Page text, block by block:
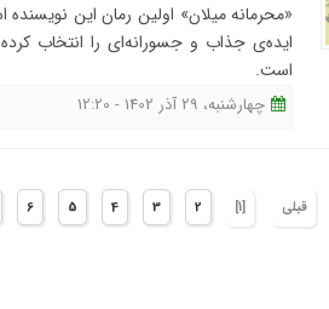
«محرمانه میلان» اولین رمان این
ایده‌ی جذاب و جسورانه‌ای را انتخاب
است.
چهارشنبه، 29 آذر 1402 - 12:20
قبلی [1]
2
3
4
5
6